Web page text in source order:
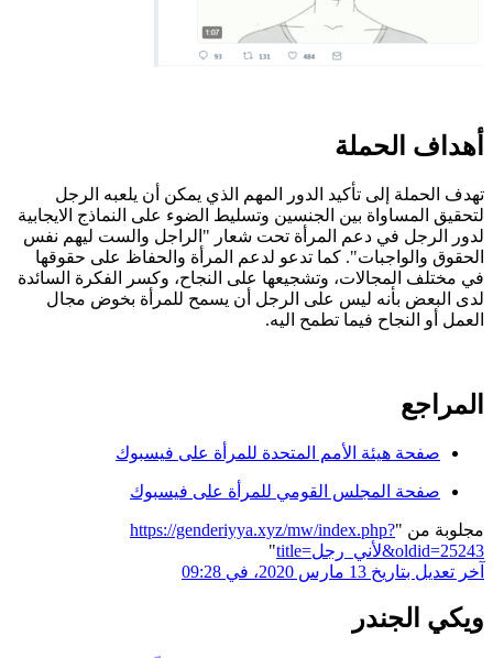
أهداف الحملة
تهدف الحملة إلى تأكيد الدور المهم الذي يمكن أن يلعبه الرجل
لتحقيق المساواة بين الجنسين وتسليط الضوء على النماذج الايجابية
لدور الرجل في دعم المرأة تحت شعار "الراجل والست ليهم نفس
الحقوق والواجبات". كما تدعو لدعم المرأة والحفاظ على حقوقها
في مختلف المجالات، وتشجيعها على النجاح، وكسر الفكرة السائدة
لدى البعض بأنه ليس على الرجل أن يسمح للمرأة بخوض مجال
العمل أو النجاح فيما تطمح اليه.
المراجع
صفحة هيئة الأمم المتحدة للمرأة على فيسبوك
صفحة المجلس القومي للمرأة على فيسبوك
مجلوبة من "https://genderiyya.xyz/mw/index.php?
title=لأني_رجل&oldid=25243
"
آخر تعديل بتاريخ 13 مارس 2020، في 09:28
ويكي الجندر